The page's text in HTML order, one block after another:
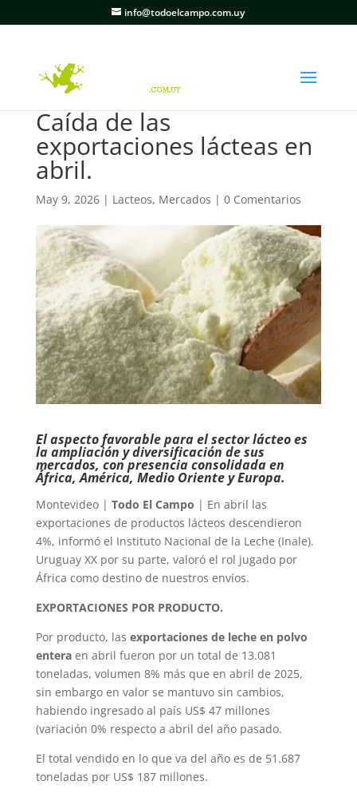
info@todoelcampo.com.uy
Caída de las
exportaciones lácteas en
abril.
May 9, 2026| Lacteos, Mercados | 0 Comentarios
El aspecto favorable para el sector lácteo es
la ampliación y diversificación de sus
mercados, con presencia consolidada en
África, América, Medio Oriente y Europa.
Montevideo | Todo El Campo | En abril las
exportaciones de productos lácteos descendieron
4%, informó el Instituto Nacional de la Leche (Inale).
Uruguay XX por su parte, valoró el rol jugado por
África como destino de nuestros envíos.
EXPORTACIONES POR PRODUCTO.
Por producto, las exportaciones de leche en polvo
enteraen abril fueron por un total de 13.081
toneladas, volumen 8% más que en abril de 2025,
sin embargo en valor se mantuvo sin cambios,
habiendo ingresado al país US$ 47 millones
(variación 0% respecto a abril del año pasado.
El total vendido en lo que va del año es de 51.687
toneladas por US$ 187 millones.